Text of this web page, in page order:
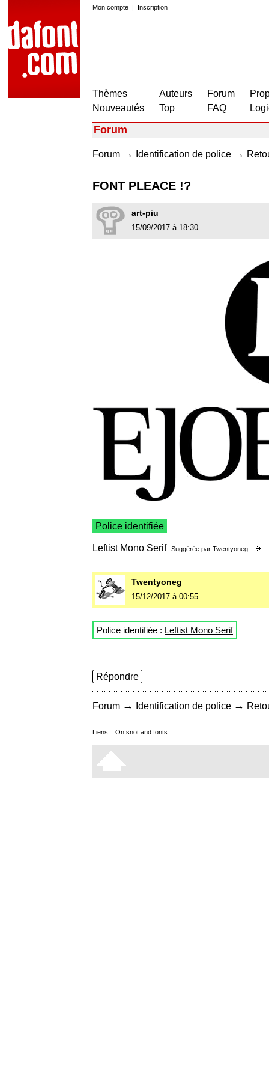
Mon compte | Inscription
Thèmes
Nouveautés
Auteurs
Top
Forum
FAQ
Forum
Forum → Identification de police →
FONT PLEACE !?
art-piu
15/09/2017 à 18:30
Police identifiée
Leftist Mono Serif Suggérée par Twentyoneg
Twentyoneg
15/12/2017 à 00:55
Police identifiée : Leftist Mono Serif
Répondre
Forum → Identification de police →
Liens : On snot and fonts